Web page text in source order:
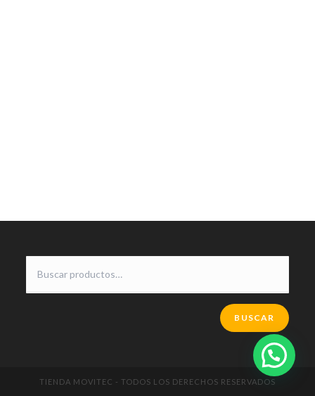
BUSCAR
TIENDA MOVITEC - TODOS LOS DERECHOS RESERVADOS